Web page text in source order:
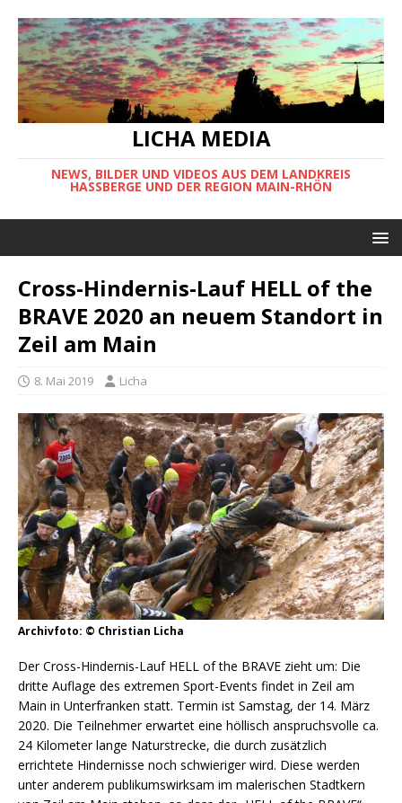
LICHA MEDIA
NEWS, BILDER UND VIDEOS AUS DEM LANDKREIS
HASSBERGE UND DER REGION MAIN-RHÖN
Cross-Hindernis-Lauf HELL of the
BRAVE 2020 an neuem Standort in
Zeil am Main
8. Mai 2019 Licha
Archivfoto: © Christian Licha
Der Cross-Hindernis-Lauf HELL of the BRAVE zieht um: Die
dritte Auflage des extremen Sport-Events findet in Zeil am
Main in Unterfranken statt. Termin ist Samstag, der 14. März
2020. Die Teilnehmer erwartet eine höllisch anspruchsvolle ca.
24 Kilometer lange Naturstrecke, die durch zusätzlich
errichtete Hindernisse noch schwieriger wird. Diese werden
unter anderem publikumswirksam im malerischen Stadtkern